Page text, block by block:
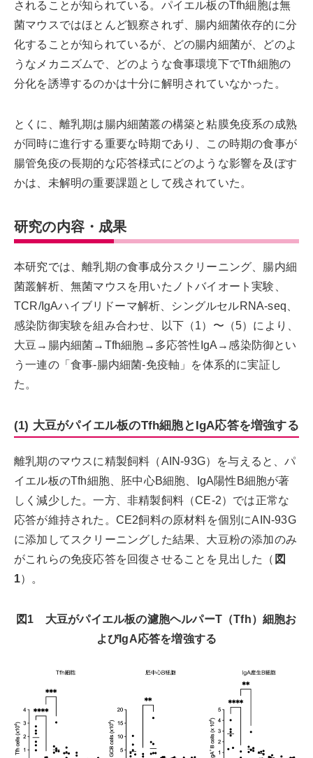
されることが知られている。パイエル板のTfh細胞は無
菌マウスではほとんど観察されず、腸内細菌依存的に分
化することが知られているが、どの腸内細菌が、どのよ
うなメカニズムで、どのような食事環境下でTfh細胞の
分化を誘導するのかは十分に解明されていなかった。
とくに、離乳期は腸内細菌叢の構築と粘膜免疫系の成熟
が同時に進行する重要な時期であり、この時期の食事が
腸管免疫の長期的な応答様式にどのような影響を及ぼす
かは、未解明の重要課題として残されていた。
研究の内容・成果
本研究では、離乳期の食事成分スクリーニング、腸内細
菌叢解析、無菌マウスを用いたノトバイオート実験、
TCR/IgAハイブリドーマ解析、シングルセルRNA-seq、
感染防御実験を組み合わせ、以下（1）〜（5）により、
大豆→腸内細菌→Tfh細胞→多応答性IgA→感染防御とい
う一連の「食事-腸内細菌-免疫軸」を体系的に実証し
た。
(1) 大豆がパイエル板のTfh細胞とIgA応答を増強する
離乳期のマウスに精製飼料（AIN-93G）を与えると、パ
イエル板のTfh細胞、胚中心B細胞、IgA陽性B細胞が著
しく減少した。一方、非精製飼料（CE-2）では正常な
応答が維持された。CE2飼料の原材料を個別にAIN-93G
に添加してスクリーニングした結果、大豆粉の添加のみ
がこれらの免疫応答を回復させることを見出した（ 図
1）。
図1 ⼤⾖がパイエル板の濾胞ヘルパーT（Tfh）細胞お
よびIgA応答を増強する